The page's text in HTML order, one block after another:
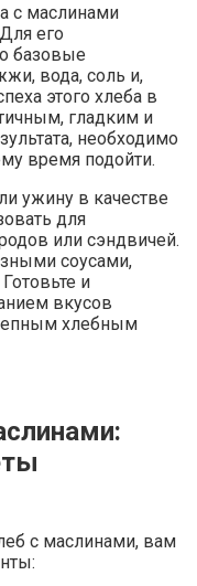
с маслинами
его
базовые
вода, соль и,
этого хлеба в
гладким и
необходимо
время подойти.
ужину в качестве
для
или сэндвичей.
соусами,
и
вкусов
хлебным
с маслинами, вам